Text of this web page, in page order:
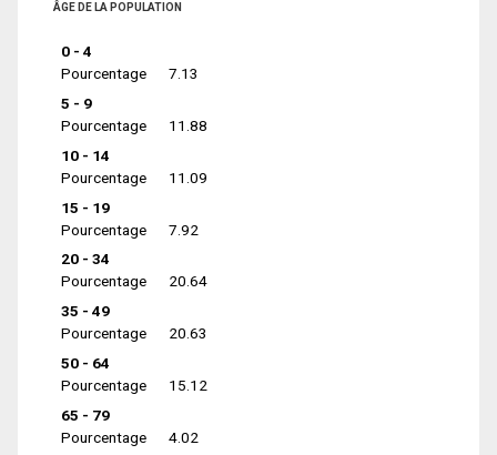
ÂGE DE LA POPULATION
0 - 4
Pourcentage
7.13
5 - 9
Pourcentage
11.88
10 - 14
Pourcentage
11.09
15 - 19
Pourcentage
7.92
20 - 34
Pourcentage
20.64
35 - 49
Pourcentage
20.63
50 - 64
Pourcentage
15.12
65 - 79
Pourcentage
4.02